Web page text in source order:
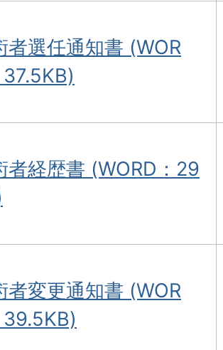
者選任通知書 (WOR
者経歴書 (WORD：29
者変更通知書 (WOR
39.5KB)